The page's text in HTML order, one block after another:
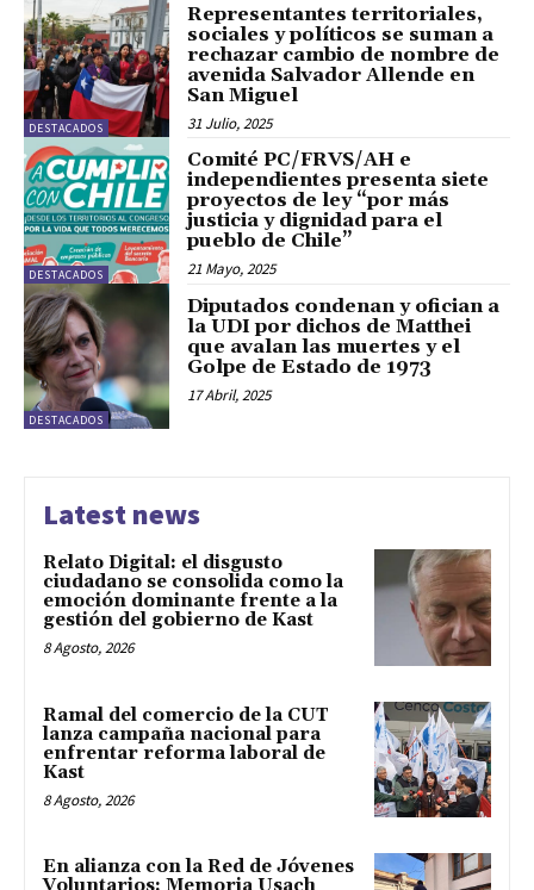
DESTACADOS
Representantes territoriales,
sociales y políticos se suman a
rechazar cambio de nombre de
avenida Salvador Allende en
San Miguel
31 Julio, 2025
DESTACADOS
Comité PC/FRVS/AH e
independientes presenta siete
proyectos de ley “por más
justicia y dignidad para el
pueblo de Chile”
21 Mayo, 2025
DESTACADOS
Diputados condenan y ofician a
la UDI por dichos de Matthei
que avalan las muertes y el
Golpe de Estado de 1973
17 Abril, 2025
Latest news
Relato Digital: el disgusto
ciudadano se consolida como la
emoción dominante frente a la
gestión del gobierno de Kast
8 Agosto, 2026
Ramal del comercio de la CUT
lanza campaña nacional para
enfrentar reforma laboral de
Kast
8 Agosto, 2026
En alianza con la Red de Jóvenes